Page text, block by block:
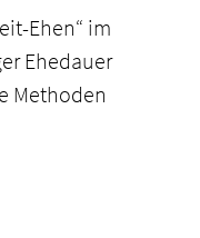
Ehen“ im
Ehedauer
Methoden